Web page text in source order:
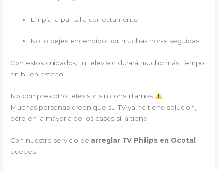
Limpia la pantalla correctamente
No lo dejes encendido por muchas horas seguidas
Con estos cuidados, tu televisor durará mucho más tiempo
en buen estado.
No compres otro televisor sin consultarnos
Muchas personas creen que su TV ya no tiene solución,
pero en la mayoría de los casos sí la tiene.
Con nuestro servicio de arreglar TV Philips en Ocotal
puedes: